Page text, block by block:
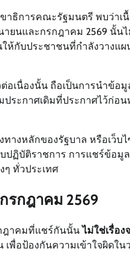
าธิการคณะรัฐมนตรี พบว่า
ยนและกรกฎาคม 2569 นั้
กับประชาชนที่กำลังวางแผ
อเนื่องนั้น ถือเป็นการนำข้
ระกาศเดิมที่ประกาศไว้ก่อ
างหลักของรัฐบาล หรือเว็
ฏิบัติราชการ การแชร์ข้อมู
ๆ ทั่วประเทศ
รกฎาคม 2569
กฎาคมที่แชร์กันนั้นไม่ใช่เรื่อง
พื่อป้องกันความเข้าใจผิดใน